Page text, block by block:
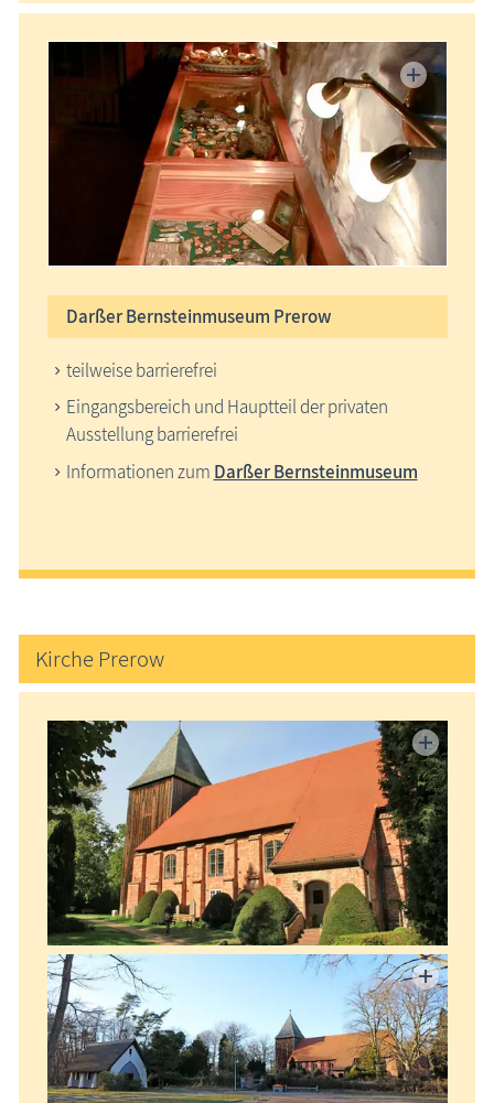
Darßer Bernsteinmuseum Prerow
teilweise barrierefrei
Eingangsbereich und Hauptteil der privaten
Ausstellung barrierefrei
Informationen zum Darßer Bernsteinmuseum
Kirche Prerow